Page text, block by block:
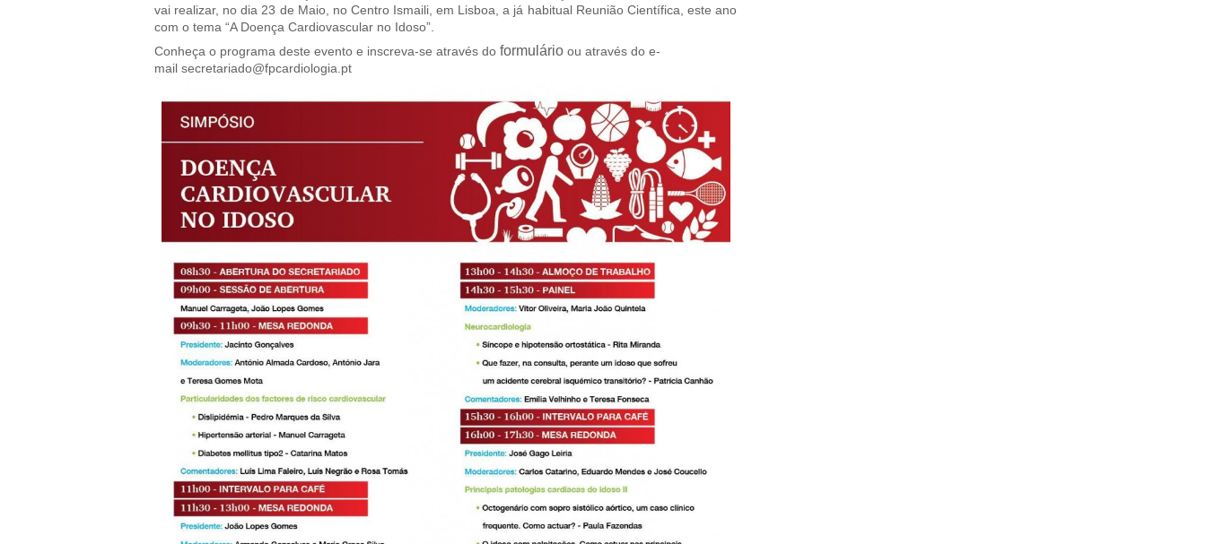
vai realizar, no dia 23 de Maio, no Centro Ismaili, em Lisboa, a já habitual Reunião Científica, este ano
com o tema “A Doença Cardiovascular no Idoso”.
Conheça o programa deste evento e inscreva-se através do formulário ou através do e-
mail secretariado@fpcardiologia.pt